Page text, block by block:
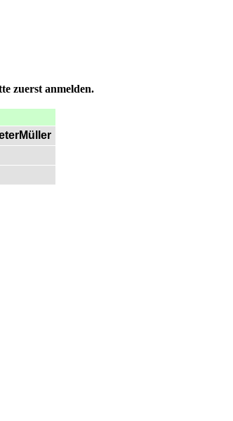
zuerst anmelden.